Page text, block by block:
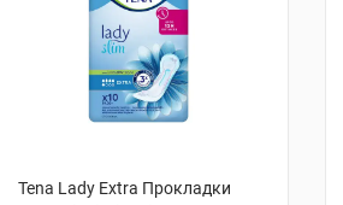
Tena Lady Extra Прокладки